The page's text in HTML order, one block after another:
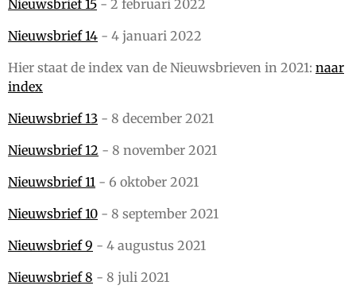
Nieuwsbrief 15 - 2 februari 2022
Nieuwsbrief 14 - 4 januari 2022
Hier staat de index van de Nieuwsbrieven in 2021: naar
index
Nieuwsbrief 13 - 8 december 2021
Nieuwsbrief 12 - 8 november 2021
Nieuwsbrief 11 - 6 oktober 2021
Nieuwsbrief 10 - 8 september 2021
Nieuwsbrief 9 - 4 augustus 2021
Nieuwsbrief 8 - 8 juli 2021